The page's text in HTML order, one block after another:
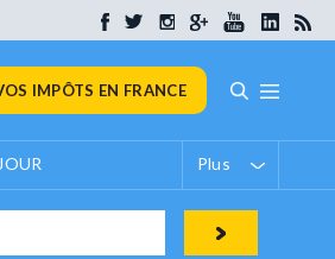
IMPÔTS EN FRANCE
Plus